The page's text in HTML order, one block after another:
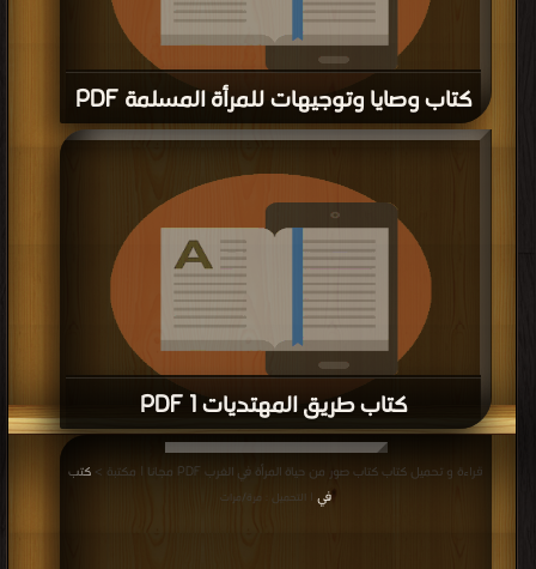
الله عليه وسلم ج2 PDF
كتاب همسات نبوية إلى حواء PDF
قراءة و تحميل كتاب كتاب همسات نبوية إلى حواء PDF مجانا | مكتبة >
كتب في
تنزيل مباشر| التحميل : مرة/مرات
المزيد